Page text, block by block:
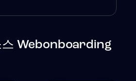
스 Webonboarding